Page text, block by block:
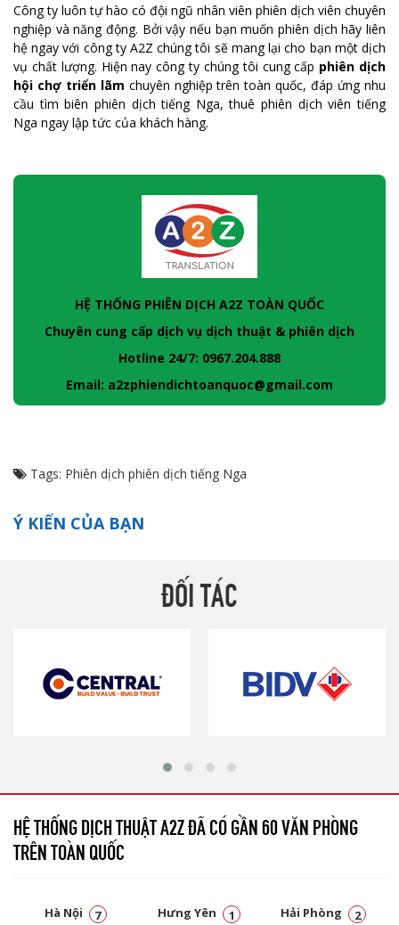
Công ty luôn tự hào có đội ngũ nhân viên phiên dịch viên chuyên
nghiệp và năng động. Bởi vậy nếu bạn muốn phiên dịch hãy liên
hệ ngay với công ty A2Z chúng tôi sẽ mang lại cho bạn một dịch
vụ chất lượng. Hiện nay công ty chúng tôi cung cấp phiên dịch
hội chợ triển lãm chuyên nghiệp trên toàn quốc, đáp ứng nhu
cầu tìm biên phiên dịch tiếng Nga, thuê phiên dịch viên tiếng
Nga ngay lập tức của khách hàng.
HỆ THỐNG PHIÊN DỊCH A2Z TOÀN QUỐC
Chuyên cung cấp dịch vụ dịch thuật & phiên dịch
Hotline 24/7: 0967.204.888
Email: a2zphiendichtoanquoc@gmail.com
Tags: Phiên dịch phiên dịch tiếng Nga
Ý KIẾN CỦA BẠN
ĐỐI TÁC
HỆ THỐNG DỊCH THUẬT A2Z ĐÃ CÓ GẦN 60 VĂN PHÒNG
TRÊN TOÀN QUỐC
Hà Nội 7 Hưng Yên 1 Hải Phòng 2